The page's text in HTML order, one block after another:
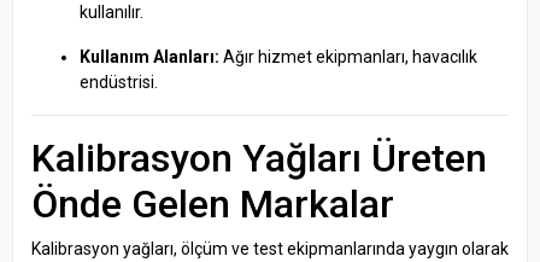
kullanılır.
Kullanım Alanları: Ağır hizmet ekipmanları, havacılık
endüstrisi.
Kalibrasyon Yağları Üreten
Önde Gelen Markalar
Kalibrasyon yağları, ölçüm ve test ekipmanlarında yaygın olarak